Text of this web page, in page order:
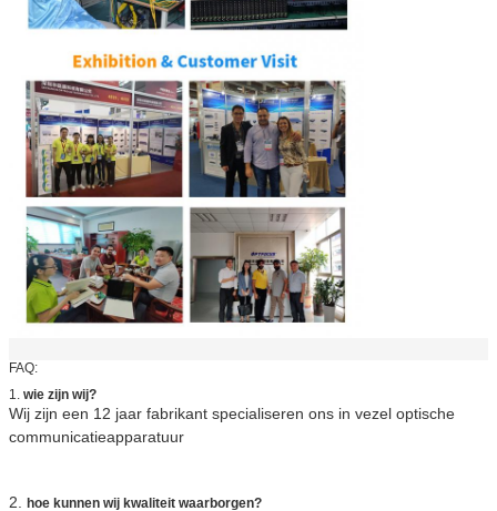
FAQ:
1. wie zijn wij?
Wij zijn een 12 jaar fabrikant specialiseren ons in vezel optische
communicatieapparatuur
2. hoe kunnen wij kwaliteit waarborgen?